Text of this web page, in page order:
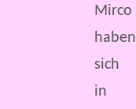
Mirco
haben
sich
in